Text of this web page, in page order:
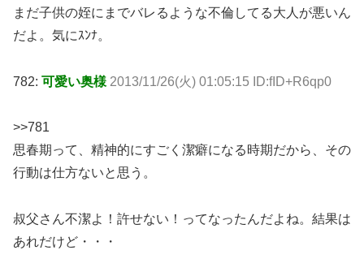
まだ子供の姪にまでバレるような不倫してる大人が悪いん
だよ。気にｽﾝﾅ。
782: 可愛い奥様 2013/11/26(火) 01:05:15 ID:fID+R6qp0
>>781
思春期って、精神的にすごく潔癖になる時期だから、その
行動は仕方ないと思う。
叔父さん不潔よ！許せない！ってなったんだよね。結果は
あれだけど・・・